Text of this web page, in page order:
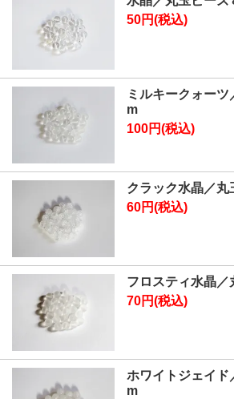
50円(税込)
ミルキークォー
m
100円(税込)
クラック水晶／
60円(税込)
フロスティ水晶
70円(税込)
ホワイトジェイ
m